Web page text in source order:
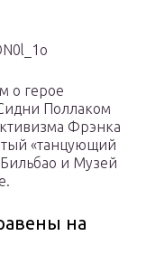
о герое
Поллаком
Фрэнка
«танцующий
и Музей
на